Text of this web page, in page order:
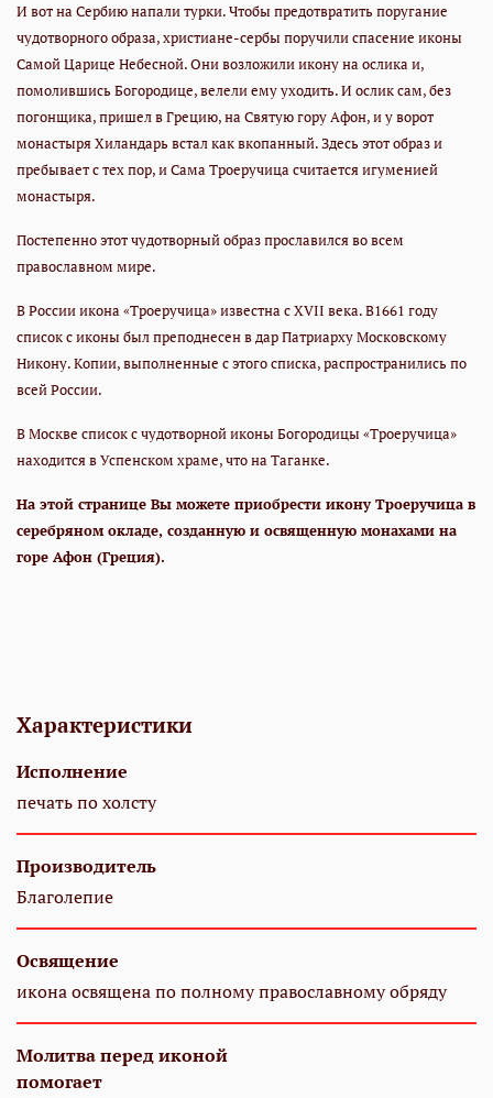
И вот на Сербию напали турки. Чтобы предотвратить поругание
чудотворного образа, христиане-сербы поручили спасение иконы
Самой Царице Небесной. Они возложили икону на ослика и,
помолившись Богородице, велели ему уходить. И ослик сам, без
погонщика, пришел в Грецию, на Святую гору Афон, и у ворот
монастыря Хиландарь встал как вкопанный. Здесь этот образ и
пребывает с тех пор, и Сама Троеручица считается игуменией
монастыря.
Постепенно этот чудотворный образ прославился во всем
православном мире.
В России икона «Троеручица» известна с XVII века. В1661 году
список с иконы был преподнесен в дар Патриарху Московскому
Никону. Копии, выполненные с этого списка, распространились по
всей России.
В Москве список с чудотворной иконы Богородицы «Троеручица»
находится в Успенском храме, что на Таганке.
На этой странице Вы можете приобрести икону Троеручица в
серебряном окладе, созданную и освященную монахами на
горе Афон (Греция).
Характеристики
Исполнение
печать по холсту
Производитель
Благолепие
Освящение
икона освящена по полному православному обряду
Молитва перед иконой
помогает